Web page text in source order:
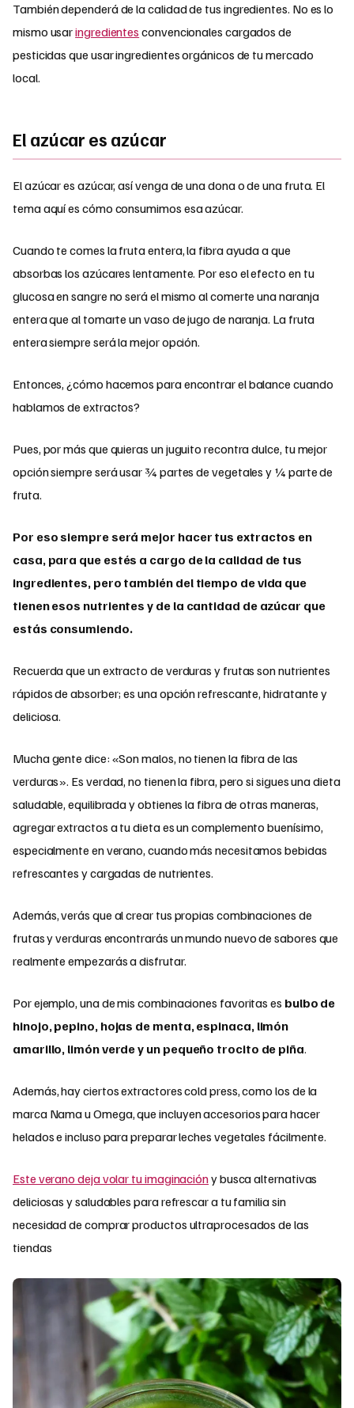
También dependerá de la calidad de tus ingredientes. No es lo
mismo usaringredientes convencionales cargados de
pesticidas que usar ingredientes orgánicos de tu mercado
local.
El azúcar es azúcar
El azúcar es azúcar, así venga de una dona o de una fruta. El
tema aquí es cómo consumimos esa azúcar.
Cuando te comes la fruta entera, la fibra ayuda a que
absorbas los azúcares lentamente. Por eso el efecto en tu
glucosa en sangre no será el mismo al comerte una naranja
entera que al tomarte un vaso de jugo de naranja. La fruta
entera siempre será la mejor opción.
Entonces, ¿cómo hacemos para encontrar el balance cuando
hablamos de extractos?
Pues, por más que quieras un juguito recontra dulce, tu mejor
opción siempre será usar ¾ partes de vegetales y ¼ parte de
fruta.
Por eso siempre será mejor hacer tus extractos en
casa, para que estés a cargo de la calidad de tus
ingredientes, pero también del tiempo de vida que
tienen esos nutrientes y de la cantidad de azúcar que
estás consumiendo.
Recuerda que un extracto de verduras y frutas son nutrientes
rápidos de absorber; es una opción refrescante, hidratante y
deliciosa.
Mucha gente dice: «Son malos, no tienen la fibra de las
verduras». Es verdad, no tienen la fibra, pero si sigues una dieta
saludable, equilibrada y obtienes la fibra de otras maneras,
agregar extractos a tu dieta es un complemento buenísimo,
especialmente en verano, cuando más necesitamos bebidas
refrescantes y cargadas de nutrientes.
Además, verás que al crear tus propias combinaciones de
frutas y verduras encontrarás un mundo nuevo de sabores que
realmente empezarás a disfrutar.
Por ejemplo, una de mis combinaciones favoritas es bulbo de
hinojo, pepino, hojas de menta, espinaca, limón
amarillo, limón verde y un pequeño trocito de piña.
Además, hay ciertos extractores cold press, como los de la
marca Nama u Omega, que incluyen accesorios para hacer
helados e incluso para preparar leches vegetales fácilmente.
Este verano deja volar tu imaginacióny busca alternativas
deliciosas y saludables para refrescar a tu familia sin
necesidad de comprar productos ultraprocesados de las
tiendas